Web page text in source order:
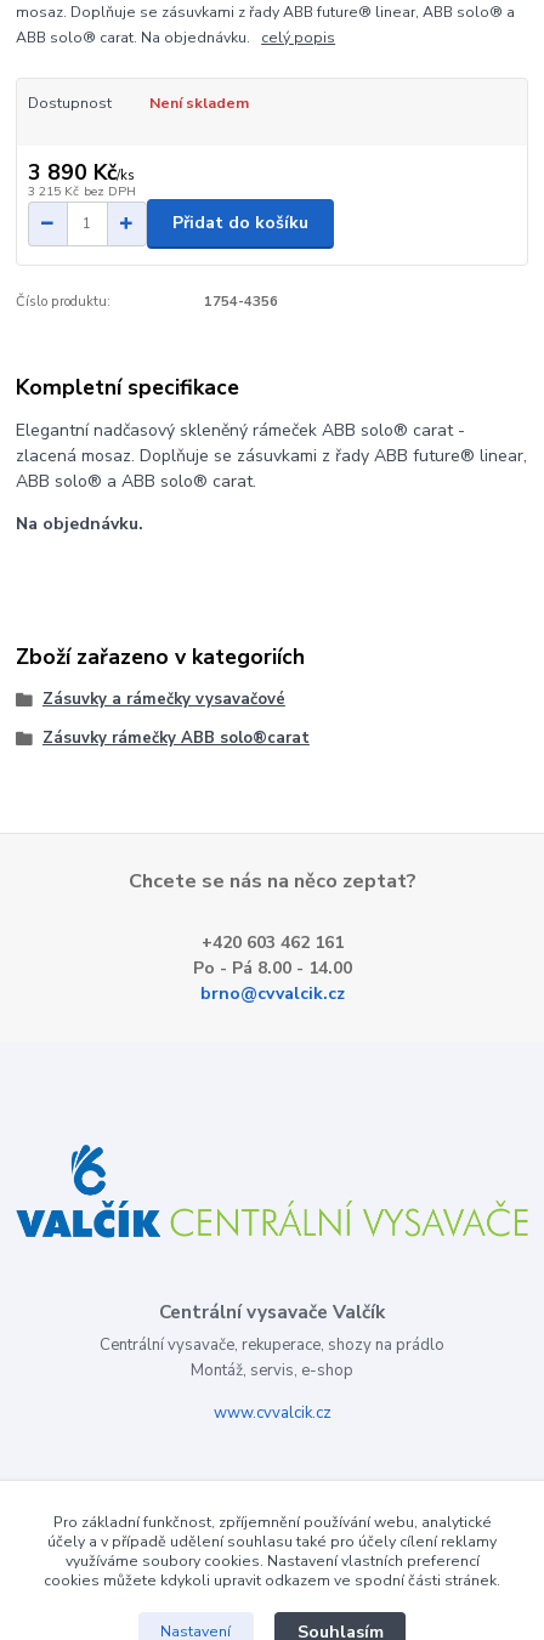
mosaz. Doplňuje se zásuvkami z řady ABB future® linear, ABB solo® a
ABB solo® carat. Na objednávku. celý popis
Dostupnost Není skladem
3 890 Kč/ks
3 215 Kč bez DPH
Přidat do košíku
Číslo produktu: 1754-4356
Kompletní specifikace
Elegantní nadčasový skleněný rámeček ABB solo® carat -
zlacená mosaz. Doplňuje se zásuvkami z řady ABB future® linear,
ABB solo® a ABB solo® carat.
Na objednávku.
Zboží zařazeno v kategoriích
Zásuvky a rámečky vysavačové
Zásuvky rámečky ABB solo®carat
Chcete se nás na něco zeptat?
+420 603 462 161
Po - Pá 8.00 - 14.00
brno@cvvalcik.cz
Centrální vysavače Valčík
Centrální vysavače, rekuperace, shozy na prádlo
Montáž, servis, e-shop
www.cvvalcik.cz
Pro základní funkčnost, zpříjemnění používání webu, analytické
účely a v případě udělení souhlasu také pro účely cílení reklamy
využíváme soubory cookies. Nastavení vlastních preferencí
cookies můžete kdykoli upravit odkazem ve spodní části stránek.
Nastavení Souhlasím